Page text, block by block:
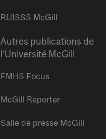
RUISSS McGill
Autres publications de
l’Université McGill
FMHS Focus
McGill Reporter
Salle de presse McGill